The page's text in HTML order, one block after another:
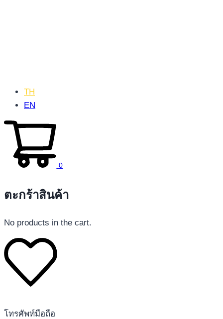
โทรศัพท์มือถือ
TH
EN
0
ตะกร้าสินค้า
No products in the cart.